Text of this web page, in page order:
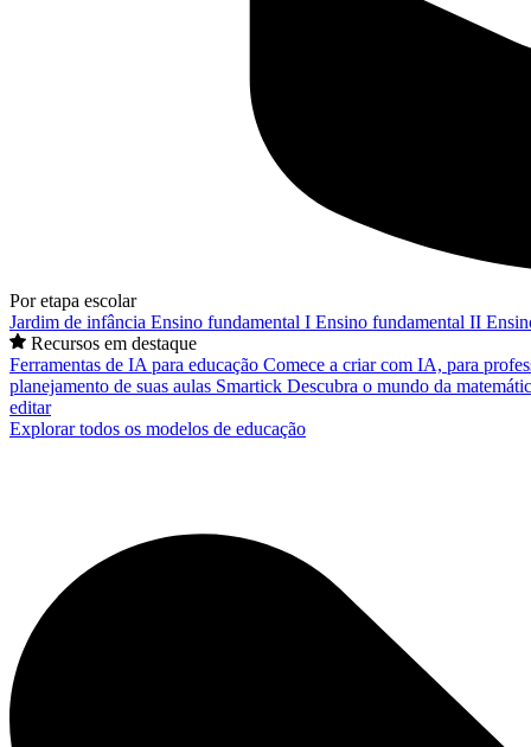
Por etapa escolar
Jardim de infância Ensino fundamental I Ensino fundamental II
Recursos em destaque
Ferramentas de IA para educação Comece a criar com IA, para
planejamento de suas aulas Smartick Descubra o mundo da
editar
Explorar todos os modelos de educação